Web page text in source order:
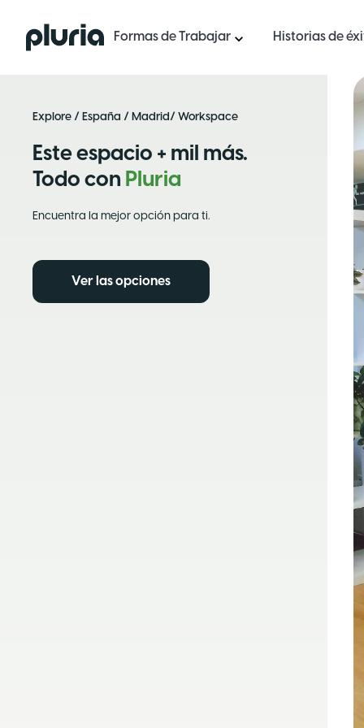
Logo Pluria Formas de Trabajar Historias de
Explore / España / Madrid/ Workspace
Este espacio + mil más.
Todo con Pluria
Encuentra la mejor opción para ti.
Ver las opciones